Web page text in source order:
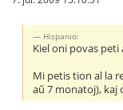
Hispanio:
Kiel oni povas
Mi petis tion al la
aŭ 7 monatoj), kaj